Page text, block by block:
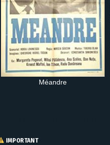
Méandre
IMPORTANT